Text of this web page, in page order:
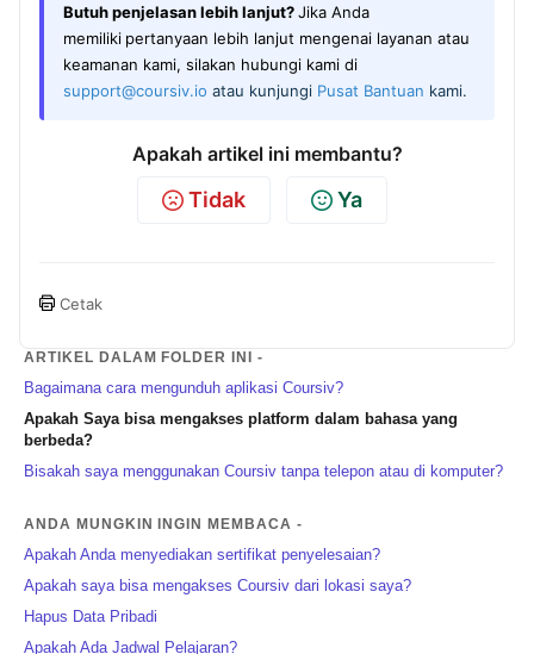
Butuh penjelasan lebih lanjut?Jika Anda
memiliki pertanyaan lebih lanjut mengenai layanan atau
keamanan kami, silakan hubungi kami di
support@coursiv.io atau kunjungi Pusat Bantuan kami.
Apakah artikel ini membantu?
Tidak Ya
Cetak
ARTIKEL DALAM FOLDER INI -
Bagaimana cara mengunduh aplikasi Coursiv?
Apakah Saya bisa mengakses platform dalam bahasa yang
berbeda?
Bisakah saya menggunakan Coursiv tanpa telepon atau di komputer?
ANDA MUNGKIN INGIN MEMBACA -
Apakah Anda menyediakan sertifikat penyelesaian?
Apakah saya bisa mengakses Coursiv dari lokasi saya?
Hapus Data Pribadi
Apakah Ada Jadwal Pelajaran?